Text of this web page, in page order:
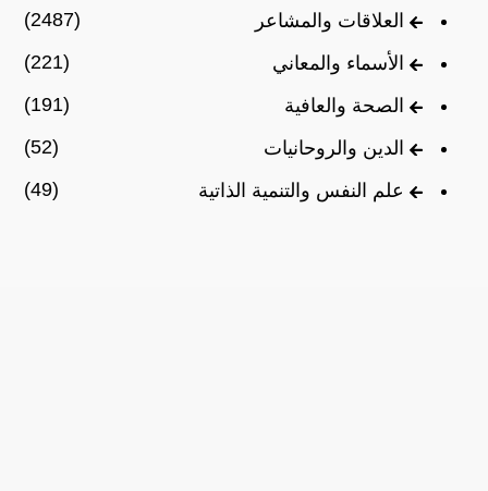
العلاقات والمشاعر
(2487)
الأسماء والمعاني
(221)
الصحة والعافية
(191)
الدين والروحانيات
(52)
علم النفس والتنمية الذاتية
(49)